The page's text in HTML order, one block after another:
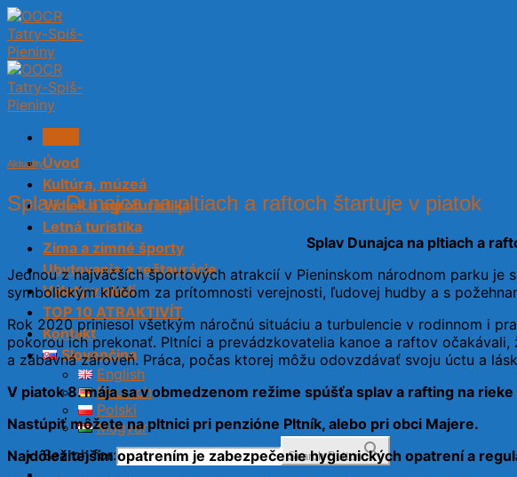
Skip
to
content
Úvod
Kultúra, múzeá
Vidiek a agroturistika
Letná turistika
Zima a zimné športy
Ubytovanie a reštaurácie
Výlety v okolí
TOP 10 ATRAKTIVÍT
Kontakt
Slovenčina
English
Deutsch
Polski
Magyar
Search for:
Search Button
Aktuality
Splav Dunajca na pltiach a raftoch štartuje v piatok
Splav Dunajca na pltiach a
Jednou z najväčších športových atrakcií v Pieninskom národnom parku
symbolickým kľúčom za prítomnosti verejnosti, ľudovej hudby a s
Rok 2020 priniesol všetkým náročnú situáciu a turbulencie v rodinnom i
pokorou ich prekonať. Pltníci a prevádzkovatelia kanoe a raftov
a zábavná zároveň. Práca, počas ktorej môžu odovzdávať svoju úctu a
V piatok 8. mája sa v obmedzenom režime spúšťa splav a rafting na rieke
Nastúpiť môžete na pltnici pri penzióne Pltník, alebo pri obci Majere.
Najdôležitejším opatrením je zabezpečenie hygienických opatrení a